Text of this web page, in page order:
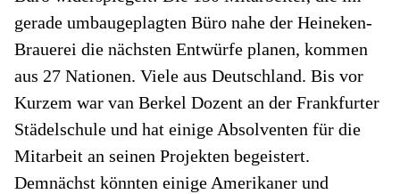
gerade umbaugeplagten Büro nahe der Heineken-
Brauerei die nächsten Entwürfe planen, kommen
aus 27 Nationen. Viele aus Deutschland. Bis vor
Kurzem war van Berkel Dozent an der Frankfurter
Städelschule und hat einige Absolventen für die
Mitarbeit an seinen Projekten begeistert.
Demnächst könnten einige Amerikaner und